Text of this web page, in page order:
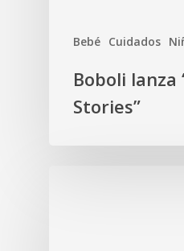
Bebé Cuidados
Boboli lanza
Stories”